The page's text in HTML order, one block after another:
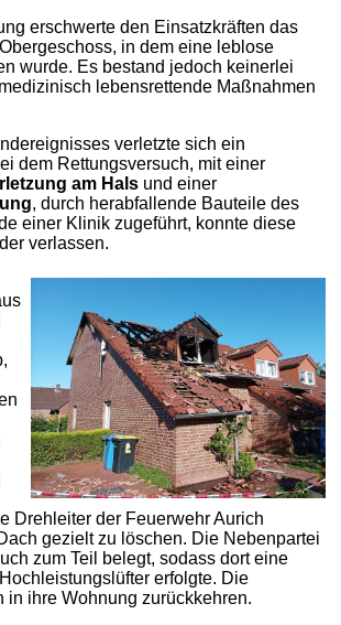
erschwerte den Einsatzkräften das
in dem eine leblose
wurde. Es bestand jedoch keinerlei
lebensrettende Maßnahmen
verletzte sich ein
dem Rettungsversuch, mit einer
am Hals und einer
, durch herabfallende Bauteile des
einer Klinik zugeführt, konnte diese
verlassen.
Drehleiter der Feuerwehr Aurich
gezielt zu löschen. Die Nebenpartei
zum Teil belegt, sodass dort eine
erfolgte. Die
in ihre Wohnung zurückkehren.